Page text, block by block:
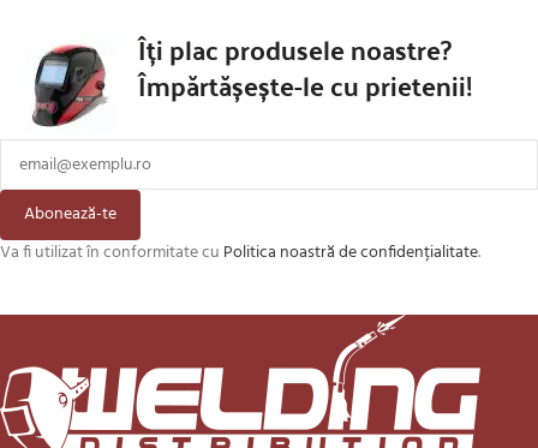
Îți plac produsele noastre?
Împărtășește-le cu prietenii!
Abonează-te
Va fi utilizat în conformitate cu Politica noastră de confidențialitate.